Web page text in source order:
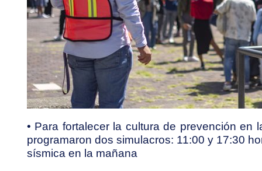
• Para fortalecer la cultura de prevención en
programaron dos simulacros: 11:00 y 17:30
sísmica en la mañana